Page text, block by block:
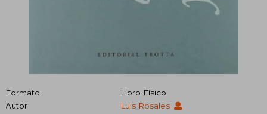
Formato
Libro Físico
Autor
Luis Rosales